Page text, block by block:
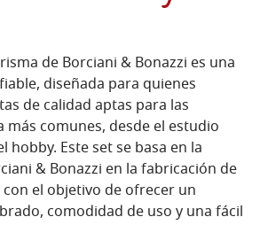
de Borciani & Bonazzi es una
diseñada para quienes
de calidad aptas para las
comunes, desde el estudio
hobby. Este set se basa en la
& Bonazzi en la fabricación de
el objetivo de ofrecer un
comodidad de uso y una fácil